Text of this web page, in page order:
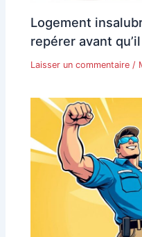
Logement
repérer avant
Laisser un commentaire /